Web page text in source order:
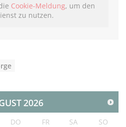
Cookie-Meldung, um den
zu nutzen.
2026
DO FR SA
SO